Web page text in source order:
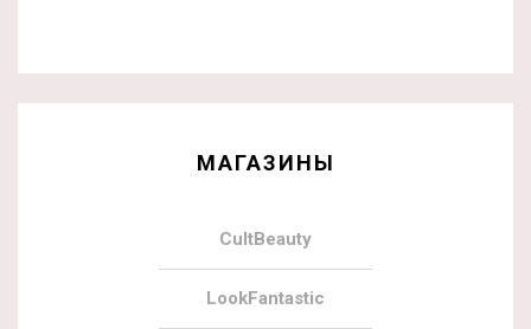
МАГАЗИНЫ
CultBeauty
LookFantastic